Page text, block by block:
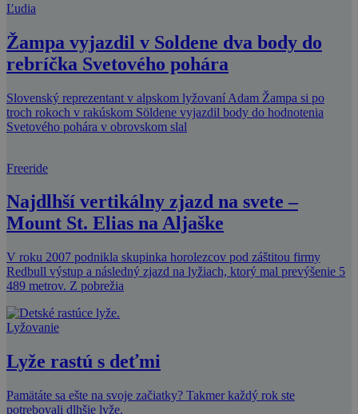
Ľudia
Žampa vyjazdil v Soldene dva body do
rebríčka Svetového pohára
Slovenský reprezentant v alpskom lyžovaní Adam Žampa si po
troch rokoch v rakúskom Söldene vyjazdil body do hodnotenia
Svetového pohára v obrovskom slal
Freeride
Najdlhší vertikálny zjazd na svete –
Mount St. Elias na Aljaške
V roku 2007 podnikla skupinka horolezcov pod záštitou firmy
Redbull výstup a následný zjazd na lyžiach, ktorý mal prevýšenie 5
489 metrov. Z pobrežia
Lyžovanie
Lyže rastú s deťmi
Pamätáte sa ešte na svoje začiatky? Takmer každý rok ste
potrebovali dlhšie lyže.